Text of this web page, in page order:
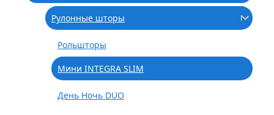
Рулонные шторы
Рольшторы
Мини INTEGRA SLIM
День Ночь DUO